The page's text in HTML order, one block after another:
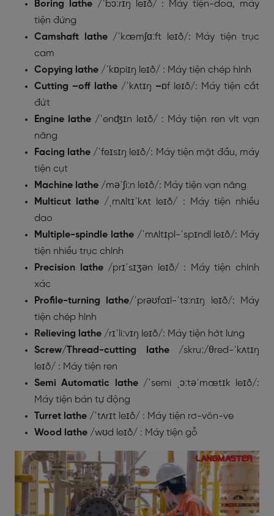
Boring lathe/ˈbɔːrɪŋ leɪð/ : Máy tiện-doa, máy
tiện đứng
Camshaft lathe/ˈkæmʃɑːft leɪð/: Máy tiện trục
cam
Copying lathe /ˈkɒpiɪŋ leɪð/ : Máy tiện chép hình
Cutting –off lathe /ˈkʌtɪŋ –ɒf leɪð/: Máy tiện cắt
đứt
Engine lathe /ˈenʤɪn leɪð/ : Máy tiện ren vít vạn
năng
Facing lathe /ˈfeɪsɪŋ leɪð/: Máy tiện mặt đầu, máy
tiện cụt
Machine lathe /məˈʃiːn leɪð/: Máy tiện vạn năng
Multicut lathe / ˌmʌltɪˈkʌt leɪð/ : Máy tiện nhiều
dao
Multiple-spindle lathe/ˈmʌltɪpl-ˈspɪndl leɪð/: Máy
tiện nhiều trục chính
Precision lathe/prɪˈsɪʒən leɪð/ : Máy tiện chính
xác
Profile-turning lathe/ˈprəʊfaɪl-ˈtɜːnɪŋ leɪð/: Máy
tiện chép hình
Relieving lathe /rɪˈliːvɪŋ leɪð/: Máy tiện hớt lưng
Screw/Thread-cutting lathe/skruː/θred-ˈkʌtɪŋ
leɪð/ : Máy tiện ren
Semi Automatic lathe/ˈsemi ˌɔːtəˈmætɪk leɪð/:
Máy tiện bán tự động
Turret lathe /ˈtʌrɪt leɪð/ : Máy tiện rơ-vôn-ve
Wood lathe /wʊd leɪð/ : Máy tiện gỗ